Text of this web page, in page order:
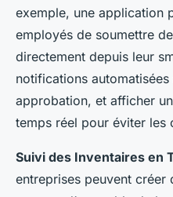
exemple, une application
employés de soumettre
directement depuis leur
notifications
approbation, et afficher
temps réel pour éviter les
Suivi des Inventaires en
entreprises peuvent